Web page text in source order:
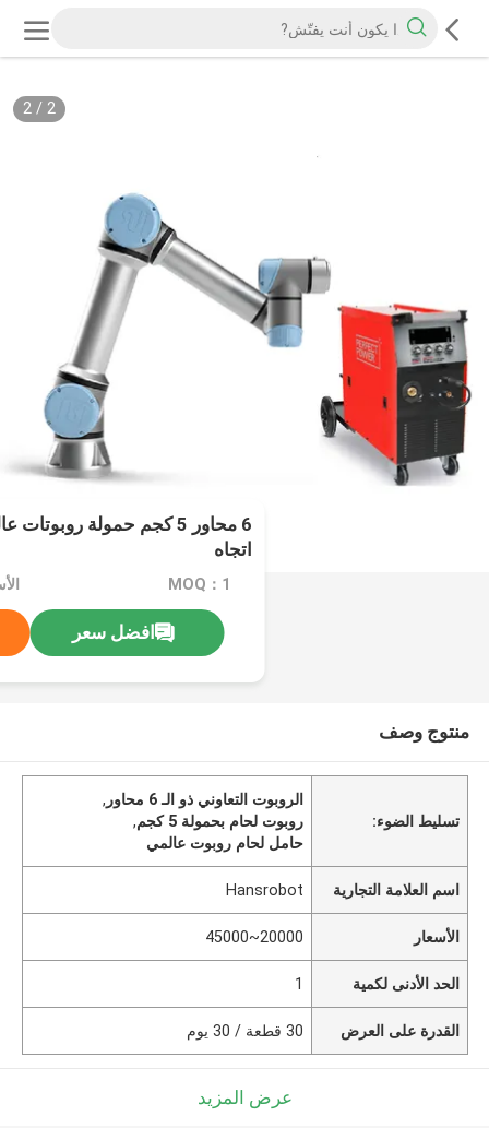
2
/
2
6 محاور 5 كجم حمولة
اتجاه
MOQ：1
افضل سعر
منتوج وصف
تسليط الضوء:
الروبوت التعاوني ذو الـ 6 محاور
,
روبوت لحام بحمولة 5 كجم
,
حامل لحام روبوت عالمي
اسم العلامة التجارية Hansrobot
الأسعار 20000~45000
الحد الأدنى لكمية 1
القدرة على العرض 30 قطعة / 30 يوم
عرض المزيد